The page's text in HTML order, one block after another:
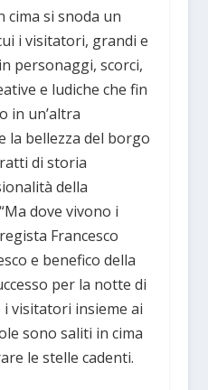
cima si snoda un
i visitatori, grandi e
personaggi, scorci,
e ludiche che fin
in un’altra
la bellezza del borgo
di storia
della
dove vivono i
Francesco
e benefico della
per la notte di
visitatori insieme ai
sono saliti in cima
le stelle cadenti.